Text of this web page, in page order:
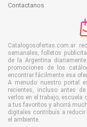
Contactanos
Catalogosofertas.com.ar
semanales, folletos
de la Argentina
promociones de los
encontrar fácilmente esa
A menudo nuestro portal
recientes, incluso antes
verlos en el trabajo, escuela
a tus favoritos y ahorrá
digitales contribuís a
el ambiente.